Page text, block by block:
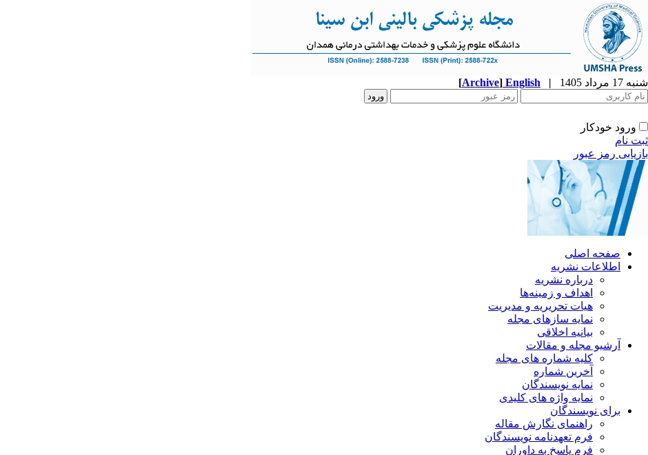
شنبه 17 مرداد 1405 |
English
[Archive]
ورود خودکار
ثبت نام
بازیابی رمز عبور
صفحه اصلی
اطلاعات نشریه
درباره نشریه
اهداف و زمینه‌ها
هیات تحریریه و مدیریت
نمایه سازهای مجله
بیانیه اخلاقی
آرشیو مجله و مقالات
کلیه شماره های مجله
آخرین شماره
نمایه نویسندگان
نمایه واژه های کلیدی
برای نویسندگان
راهنمای نگارش مقاله
فرم تعهدنامه نویسندگان
فرم پاسخ به داوران